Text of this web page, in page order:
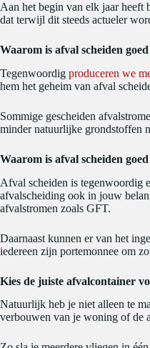
Aan het begin van elk jaar heeft
dat terwijl dit steeds actueler
Waarom is afval scheiden
Tegenwoordig produceren we
hem het geheim van afval
Sommige gescheiden
minder natuurlijke grondstoffen
Waarom is afval scheiden
Afval scheiden is tegenwoordig
afvalscheiding ook in jouw
afvalstromen zoals GFT.
Daarnaast kunnen er van het
iedereen zijn portemonnee om
Kies de juiste afvalcontainer
Natuurlijk heb je niet alleen te
verbouwen van je woning of de